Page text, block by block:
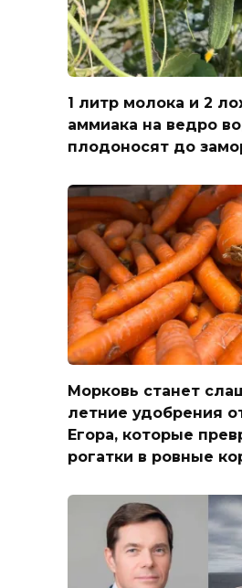
1 литр молока и 2
аммиака на ведро
плодоносят до
Морковь станет
летние удобрения
Егора, которые
рогатки в ровные